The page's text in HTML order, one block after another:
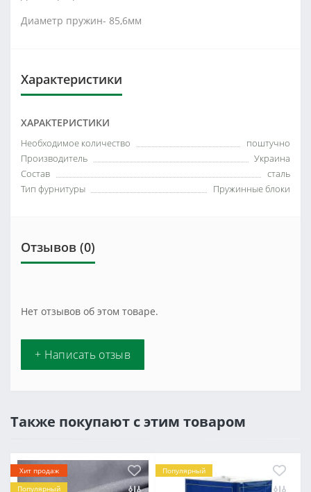
Диаметр пружин- 85,6мм
Характеристики
ХАРАКТЕРИСТИКИ
Необходимое количество
поштучно
Производитель
Украина
Состав
сталь
Тип фурнитуры
Пружинные блоки
Отзывов (0)
Нет отзывов об этом товаре.
+ Написать отзыв
Также покупают с этим товаром
Хит продаж
Популярный
Популярный